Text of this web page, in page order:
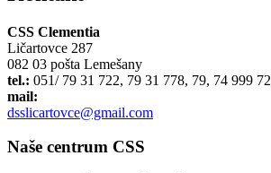
CSS Clementia
Ličartovce 287
082 03 pošta Lemešany
tel.: 051/ 79 31 722, 79 31 778, 79, 74 999 72
mail:
dsslicartovce@gmail.com
Naše centrum CSS